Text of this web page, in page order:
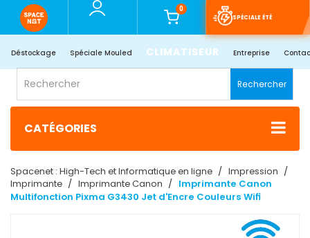
0
SPÉCIALE ÉTÉ
Déstockage Spéciale Mouled CLIMATISEUR Entreprise
Rechercher
CATÉGORIES
Spacenet : High-Tech et Informatique en ligne
Impression
Imprimante
Imprimante Canon
Imprimante Canon
Multifonction Pixma G3430 Jet d'Encre Couleurs Wifi